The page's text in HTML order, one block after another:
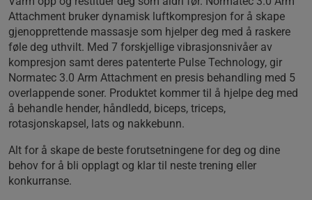
Attachment bruker dynamisk luftkompresjon for å skape
gjenopprettende massasje som hjelper deg med å raskere
føle deg uthvilt. Med 7 forskjellige vibrasjonsnivåer av
kompresjon samt deres patenterte Pulse Technology, gir
Normatec 3.0 Arm Attachment en presis behandling med 5
overlappende soner. Produktet kommer til å hjelpe deg med
å behandle hender, håndledd, biceps, triceps,
rotasjonskapsel, lats og nakkebunn.
Alt for å skape de beste forutsetningene for deg og dine
behov for å bli opplagt og klar til neste trening eller
konkurranse.